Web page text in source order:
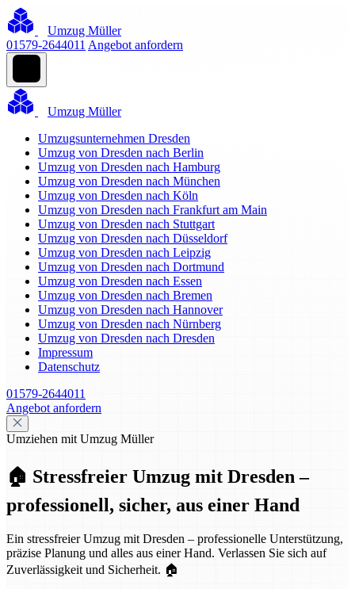
Umzug Müller
01579-2644011 Angebot anfordern
Umzug Müller
Umzugsunternehmen Dresden
Umzug von Dresden nach Berlin
Umzug von Dresden nach Hamburg
Umzug von Dresden nach München
Umzug von Dresden nach Köln
Umzug von Dresden nach Frankfurt am Main
Umzug von Dresden nach Stuttgart
Umzug von Dresden nach Düsseldorf
Umzug von Dresden nach Leipzig
Umzug von Dresden nach Dortmund
Umzug von Dresden nach Essen
Umzug von Dresden nach Bremen
Umzug von Dresden nach Hannover
Umzug von Dresden nach Nürnberg
Umzug von Dresden nach Dresden
Impressum
Datenschutz
01579-2644011
Angebot anfordern
Umziehen mit Umzug Müller
🏠 Stressfreier Umzug mit Dresden –
professionell, sicher, aus einer Hand
Ein stressfreier Umzug mit Dresden – professionelle Unterstützung,
präzise Planung und alles aus einer Hand. Verlassen Sie sich auf
Zuverlässigkeit und Sicherheit. 🏠